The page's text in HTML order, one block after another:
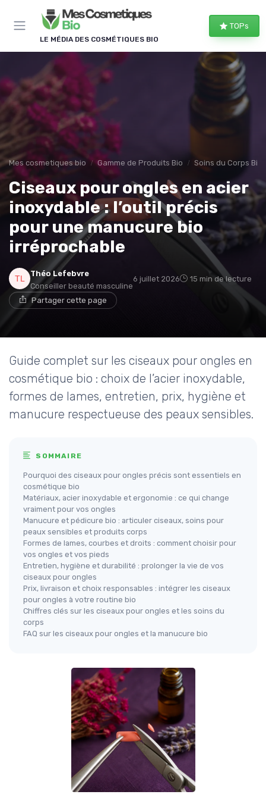
LE MÉDIA DES COSMÉTIQUES BIO
TOPs
Mes cosmetiques bio Gamme de Produits Bio Soins du Corps Bio
Ciseaux pour ongles en acier
inoxydable : l’outil précis
pour une manucure bio
irréprochable
Théo Lefebvre
Conseiller beauté masculine
6 juillet 2026 15 min de lecture
Partager cette page
Guide complet sur les ciseaux pour ongles en
cosmétique bio : choix de l’acier inoxydable,
formes de lames, entretien, prix, hygiène et
manucure respectueuse des peaux sensibles.
SOMMAIRE
Pourquoi des ciseaux pour ongles précis sont essentiels en
cosmétique bio
Matériaux, acier inoxydable et ergonomie : ce qui change
vraiment pour vos ongles
Manucure et pédicure bio : articuler ciseaux, soins pour
peaux sensibles et produits corps
Formes de lames, courbes et droits : comment choisir pour
vos ongles et vos pieds
Entretien, hygiène et durabilité : prolonger la vie de vos
ciseaux pour ongles
Prix, livraison et choix responsables : intégrer les ciseaux
pour ongles à votre routine bio
Chiffres clés sur les ciseaux pour ongles et les soins du
corps
FAQ sur les ciseaux pour ongles et la manucure bio
Panneau de gestion des cookies